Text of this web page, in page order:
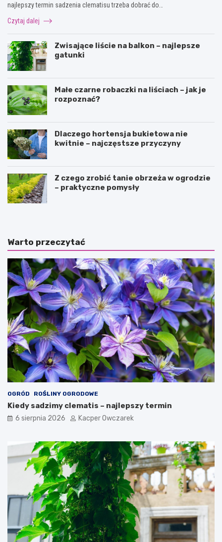
najlepszy termin sadzenia clematisu trzeba dobrać do…
Czytaj dalej
Zwisające liście na balkon – najlepsze
gatunki
Małe czarne robaczki na liściach – jak je
rozpoznać?
Dlaczego hortensja bukietowa nie
kwitnie – najczęstsze przyczyny
Z czego zrobić tanie obrzeża w ogrodzie
– praktyczne pomysły
Warto przeczytać
OGRÓD ROŚLINY OGRODOWE
Kiedy sadzimy clematis – najlepszy termin
6 sierpnia 2026 Kacper Owczarek